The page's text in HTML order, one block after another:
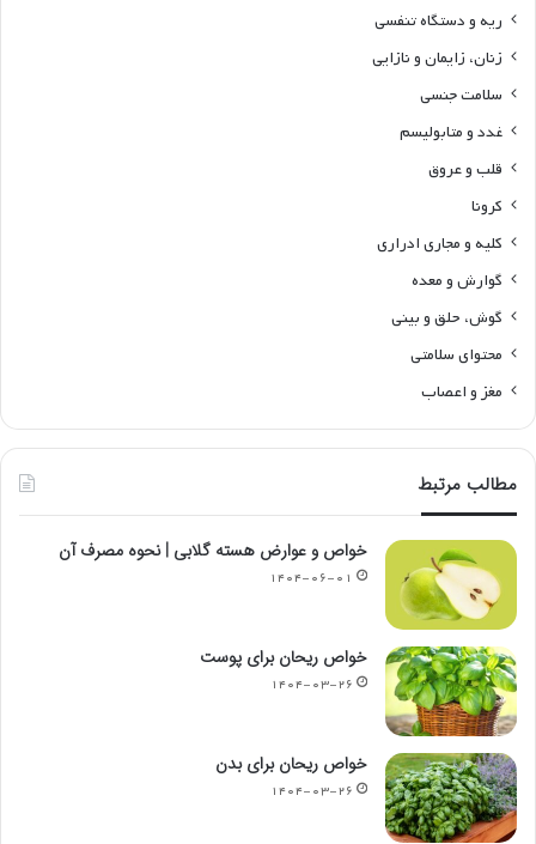
ریه و دستگاه تنفسی
زنان، زایمان و نازایی
سلامت جنسی
غدد و متابولیسم
قلب و عروق
کرونا
کلیه و مجاری ادراری
گوارش و معده
گوش، حلق و بینی
محتوای سلامتی
مغز و اعصاب
مطالب مرتبط
خواص و عوارض هسته گلابی | نحوه مصرف آن
۱۴۰۴-۰۶-۰۱
خواص ریحان برای پوست
۱۴۰۴-۰۳-۲۶
خواص ریحان برای بدن
۱۴۰۴-۰۳-۲۶